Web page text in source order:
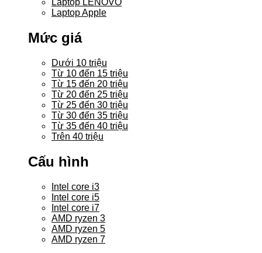
Laptop LENOVO
Laptop Apple
Mức giá
Dưới 10 triệu
Từ 10 đến 15 triệu
Từ 15 đến 20 triệu
Từ 20 đến 25 triệu
Từ 25 đến 30 triệu
Từ 30 đến 35 triệu
Từ 35 đến 40 triệu
Trên 40 triệu
Cấu hình
Intel core i3
Intel core i5
Intel core i7
AMD ryzen 3
AMD ryzen 5
AMD ryzen 7